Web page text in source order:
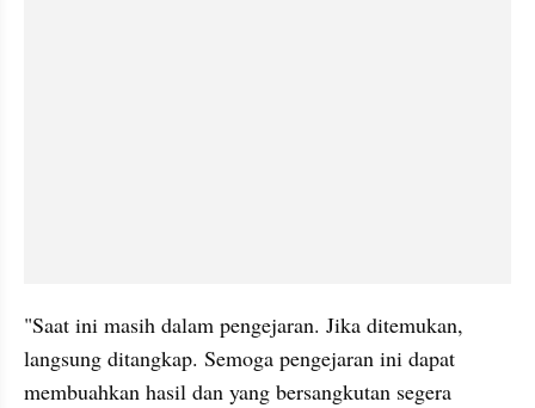
"Saat ini masih dalam pengejaran. Jika ditemukan,
langsung ditangkap. Semoga pengejaran ini dapat
membuahkan hasil dan yang bersangkutan segera